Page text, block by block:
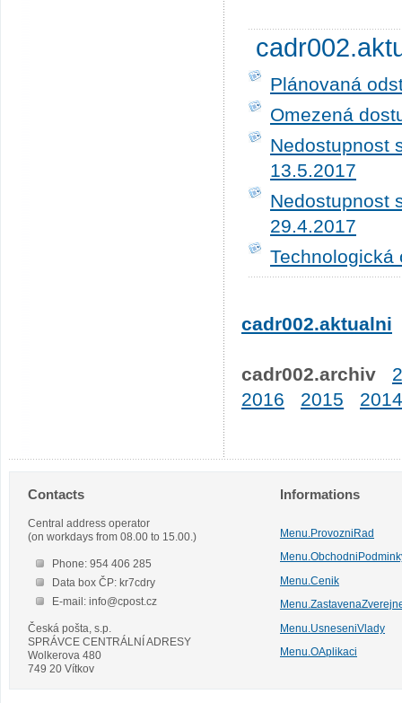
Plánovaná
Omezená
Nedostupnost
13.5.2017
Nedostupnost
29.4.2017
Technologická
cadr002.aktualni
cadr002.archiv
2016
2015 2014
Contacts
Central address operator
(on workdays from 08.00 to 15.00.)
Phone: 954 406 285
Data box ČP: kr7cdry
E-mail: info@cpost.cz
Česká pošta, s.p.
SPRÁVCE CENTRÁLNÍ ADRESY
Wolkerova 480
749 20 Vítkov
Informations
Menu.ProvozniRad
Menu.Cenik
Menu.UsneseniVlady
Menu.OAplikaci